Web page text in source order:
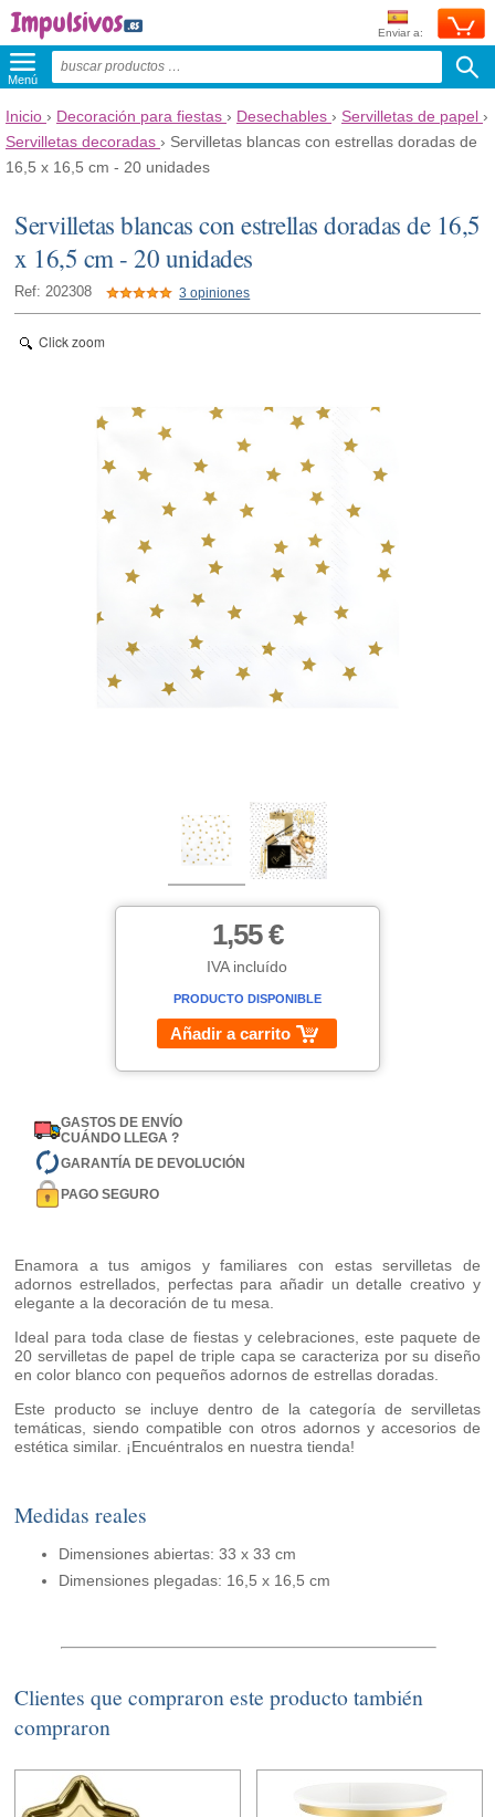
Enviar a:
Menú
Inicio › Decoración para fiestas › Desechables › Servilletas de papel ›
Servilletas decoradas › Servilletas blancas con estrellas doradas de
16,5 x 16,5 cm - 20 unidades
Servilletas blancas con estrellas doradas de 16,5
x 16,5 cm - 20 unidades
Ref: 202308 3 opiniones
Click zoom
1,55 €
IVA incluído
PRODUCTO DISPONIBLE
Añadir a carrito
GASTOS DE ENVÍO
CUÁNDO LLEGA ?
GARANTÍA DE DEVOLUCIÓN
PAGO SEGURO
Enamora a tus amigos y familiares con estas servilletas de
adornos estrellados, perfectas para añadir un detalle creativo y
elegante a la decoración de tu mesa.
Ideal para toda clase de fiestas y celebraciones, este paquete de
20 servilletas de papel de triple capa se caracteriza por su diseño
en color blanco con pequeños adornos de estrellas doradas.
Este producto se incluye dentro de la categoría de servilletas
temáticas, siendo compatible con otros adornos y accesorios de
estética similar. ¡Encuéntralos en nuestra tienda!
Medidas reales
Dimensiones abiertas: 33 x 33 cm
Dimensiones plegadas: 16,5 x 16,5 cm
Clientes que compraron este producto también
compraron